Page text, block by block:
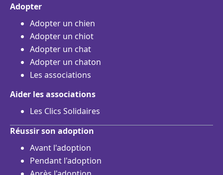
Adopter
Adopter un chien
Adopter un chiot
Adopter un chat
Adopter un chaton
Les associations
Aider les associations
Les Clics Solidaires
Réussir son adoption
Avant l'adoption
Pendant l'adoption